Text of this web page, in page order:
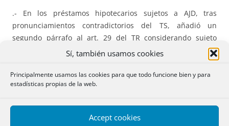
Sí, también usamos cookies
Principalmente usamos las cookies para que todo funcione bien y para
estadísticas propias de la web.
Accept cookies
.- En los préstamos hipotecarios sujetos a AJD, tras
pronunciamientos contradictorios del TS, añadió un
segundo párrafo al art. 29 del TR considerando sujeto
pasivo al prestamista desde el 10/11/2018.
(I) La base imponible es el valor real del acto de objeto
valuable, es decir, el valor declarado sujeto a